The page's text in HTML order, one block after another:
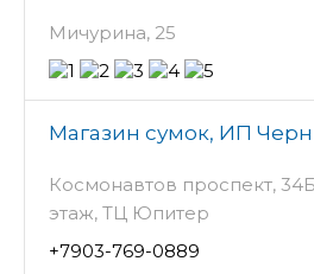
Мичурина, 25
Магазин сумок, ИП
Космонавтов проспект,
этаж, ТЦ Юпитер
+7903-769-0889